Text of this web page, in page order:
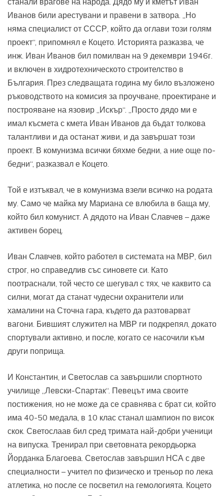
Иванов били арестувани и правени в затвора. „Но
няма специалист от СССР, който да оглави този голям
проект“, припомнял е Коцето. Историята разказва, че
инж. Иван Иванов бил помилван на 9 декември 1946г.
и включен в хидротехническото строителство в
България. През следващата година му било възложено
ръководството на комисия за проучване, проектиране и
построяване на язовир „Искър“. „Просто дядо ми е
имал късмета с кмета Иван Иванов да бъдат толкова
талантливи и да останат живи, и да завършат този
проект. В комунизма всички бяхме бедни, а ние още по-
бедни“, разказвал е Коцето.
Той е изтъквал, че в комунизма взели всичко на родата
му. Само че майка му Мариана се влюбила в баща му,
който бил комунист. А дядото на Иван Славчев – даже
активен борец.
Иван Славчев, който работел в системата на МВР, бил
строг, но справедлив със синовете си. Като
поотраснали, той често се шегувал с тях, че каквито са
силни, могат да станат чудесни охранители или
хамалини на Сточна гара, където да разтоварват
вагони. Бившият служител на МВР ги подкрепял, докато
спортували активно, и после, когато се насочили към
други поприща.
И Константин, и Светослав са завършили спортното
училище „Левски-Спартак“. Певецът има своите
постижения, но не може да се сравнява с брат си, който
има 40-50 медала, в 10 клас станал шампион по висок
скок. Светослаав бил сред тримата най-добри ученици
на випуска. Тренирал при световната рекордьорка
Йорданка Благоева. Светослав завършил НСА с две
специалности – учител по физическо и треньор по лека
атлетика, но после се посветил на гемологията. Коцето